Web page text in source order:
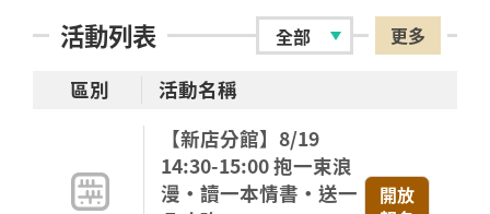
活動列表 更多
區別 活動名稱
【新店分館】8/19
14:30-15:00 抱一束浪
漫・讀一本情書・送一
開放